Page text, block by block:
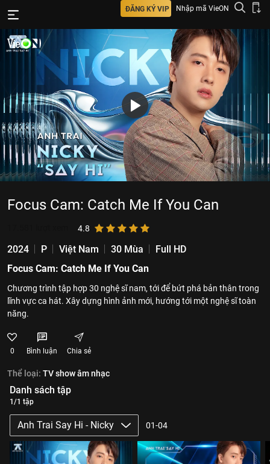
ĐĂNG KÝ VIP Nhập mã VieON
Focus Cam: Catch Me If You Can
4.8
2024 P Việt Nam 30 Mùa
Full HD
Focus Cam: Catch Me If You Can
Chương trình tập hợp 30 nghệ sĩ nam, tới để bứt phá bản thân trong
lĩnh vực ca hát. Xây dựng hình ảnh mới, hướng tới một nghệ sĩ toàn
năng.
0 Bình luận Chia sẻ
Thể loại: TV show âm nhạc
Danh sách tập
1/1 tập
Anh Trai Say Hi - Nicky 01-04